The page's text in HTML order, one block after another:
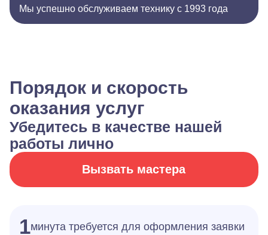
Мы успешно обслуживаем технику с 1993 года
Порядок и скорость
оказания услуг
Убедитесь в качестве нашей
работы лично
Вызвать мастера
1минута требуется для оформления заявки